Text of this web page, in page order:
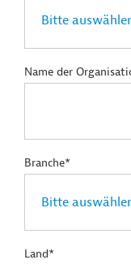
Name der
Branche*
Land*